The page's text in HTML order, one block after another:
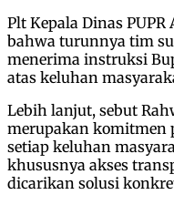
Plt Kepala Dinas
bahwa turunnya tim
menerima instruksi
atas keluhan
Lebih lanjut, sebut
merupakan komitmen
setiap keluhan
khususnya akses
dicarikan solusi